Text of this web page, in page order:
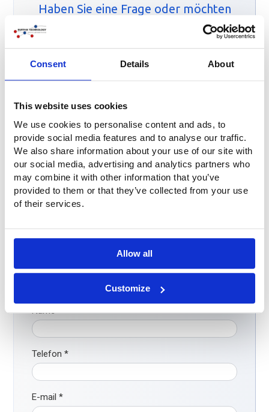
Consent Details About
This website uses cookies
We use cookies to personalise content and ads, to
provide social media features and to analyse our traffic.
We also share information about your use of our site with
our social media, advertising and analytics partners who
may combine it with other information that you’ve
provided to them or that they’ve collected from your use
of their services.
Allow all
Customize
Haben Sie eine Frage oder möchten
Sie einen Preisvorschlag erhalten?
Kontakt-Formular
Noch Fragen?
Haben Sie Fragen oder wünschen Sie weitere
Informationen? Nehmen Sie Kontakt mit uns auf. Rufen Sie
uns an unter+31 (0)316-250830. Aber es geht noch
einfacher: Füllen Sie direkt das untenstehende
Kontaktformular aus. Wir werden Sie so schnell wie möglich
Unternehmen
Name*
Telefon*
E-mail*